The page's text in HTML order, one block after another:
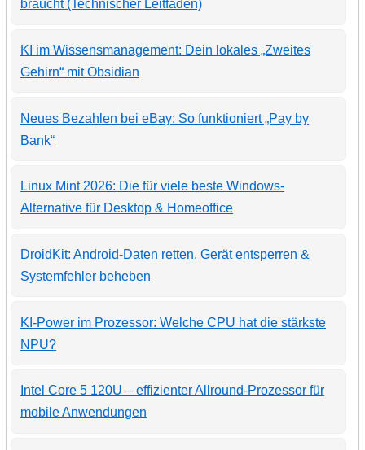
braucht (Technischer Leitfaden)
KI im Wissensmanagement: Dein lokales „Zweites
Gehirn“ mit Obsidian
Neues Bezahlen bei eBay: So funktioniert „Pay by
Bank“
Linux Mint 2026: Die für viele beste Windows-
Alternative für Desktop & Homeoffice
DroidKit: Android-Daten retten, Gerät entsperren &
Systemfehler beheben
KI-Power im Prozessor: Welche CPU hat die stärkste
NPU?
Intel Core 5 120U – effizienter Allround-Prozessor für
mobile Anwendungen